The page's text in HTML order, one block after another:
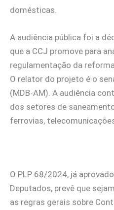
domésticas.
A audiência pública foi a
que a CCJ promove para
regulamentação da
O relator do projeto é o
(MDB-AM). A audiência
dos setores de
ferrovias,
O PLP 68/2024, já
Deputados, prevê que
as regras gerais sobre